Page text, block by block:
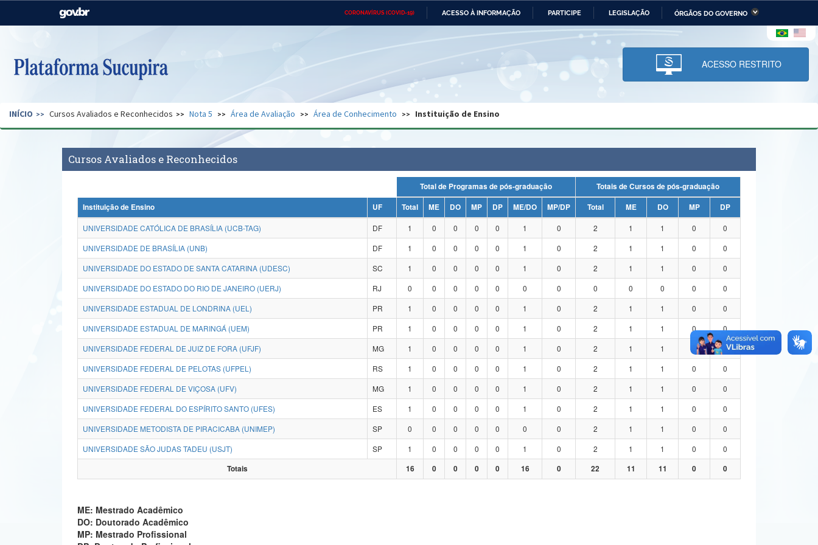
CORONAVÍRUS (COVID-19) ACESSO À INFORMAÇÃO PARTICIPE LEGISLAÇÃO ÓRGÃOS DO GOVERNO
Casa Civil Ministério das Relações Ministério da Economia Ministério da Infraestrutura
Pecuária e Abastecimento
Ministério da Ciência,
Tecnologia, Inovações e
Comunicações
Ministério do Desenvolvimento
Regional e dos Direitos Humanos
Secretaria de Governo Gabinete de Segurança Advocacia-Geral da União Banco Central do Brasil Planalto
ACESSO RESTRITO
INÍCIO Cursos Avaliados e Reconhecidos Nota 5 Área de Avaliação Área de Conhecimento Instituição de Ensino
Cursos Avaliados e Reconhecidos
Total de Programas de pós-graduação
Totais de Cursos de pós-graduação
Instituição de Ensino
UF Total ME DO MP DP ME/DO MP/DP Total ME DO MP
DP
UNIVERSIDADE CATÓLICA DE BRASÍLIA (UCB-TAG)
DF 1 0 0 0 0 1 0 2 1 1 0
0
UNIVERSIDADE DE BRASÍLIA (UNB)
DF 1 0 0 0 0 1 0 2 1 1 0
0
UNIVERSIDADE DO ESTADO DE SANTA CATARINA (UDESC)
SC 1 0 0 0 0 1 0 2 1 1 0
0
UNIVERSIDADE DO ESTADO DO RIO DE JANEIRO (UERJ)
RJ 0 0 0 0 0 0 0 0 0 0 0
0
UNIVERSIDADE ESTADUAL DE LONDRINA (UEL)
PR 1 0 0 0 0 1 0 2 1 1 0
0
UNIVERSIDADE ESTADUAL DE MARINGÁ (UEM)
PR 1 0 0 0 0 1 0 2 1 1 0
0
UNIVERSIDADE FEDERAL DE JUIZ DE FORA (UFJF)
MG 1 0 0 0 0 1 0 2 1 1
0
UNIVERSIDADE FEDERAL DE PELOTAS (UFPEL)
RS 1 0 0 0 0 1 0 2 1 1 0
0
UNIVERSIDADE FEDERAL DE VIÇOSA (UFV)
MG 1 0 0 0 0 1 0 2 1 1 0
0
UNIVERSIDADE FEDERAL DO ESPÍRITO SANTO (UFES)
ES 1 0 0 0 0 1 0 2 1 1 0
0
UNIVERSIDADE METODISTA DE PIRACICABA (UNIMEP)
SP 0 0 0 0 0 0 0 2 1 1 0
0
UNIVERSIDADE SÃO JUDAS TADEU (USJT)
SP 1 0 0 0 0 1 0 2 1 1 0
0
Totais
16 0 0 0 0 16 0 22 11 11 0 0
ME: Mestrado Acadêmico
DO: Doutorado Acadêmico
MP: Mestrado Profissional